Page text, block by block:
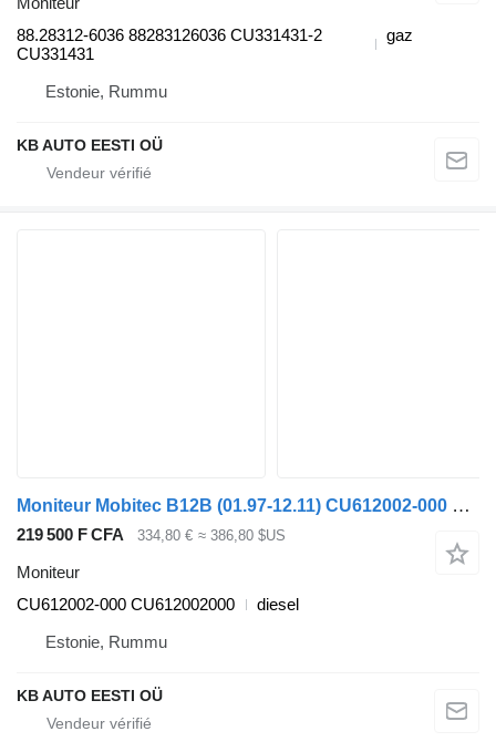
88.28312-6036 88283126036 CU331431-2
CU331431
gaz
Estonie, Rummu
KB AUTO EESTI OÜ
Moniteur Mobitec B12B (01.97-12.11) CU612002-000 pour Volvo B6, B7, B9, B10, B12 bus (1978-2011)
219 500 F CFA 334,80 € ≈ 386,80 $US
Moniteur
CU612002-000 CU612002000
diesel
Estonie, Rummu
KB AUTO EESTI OÜ